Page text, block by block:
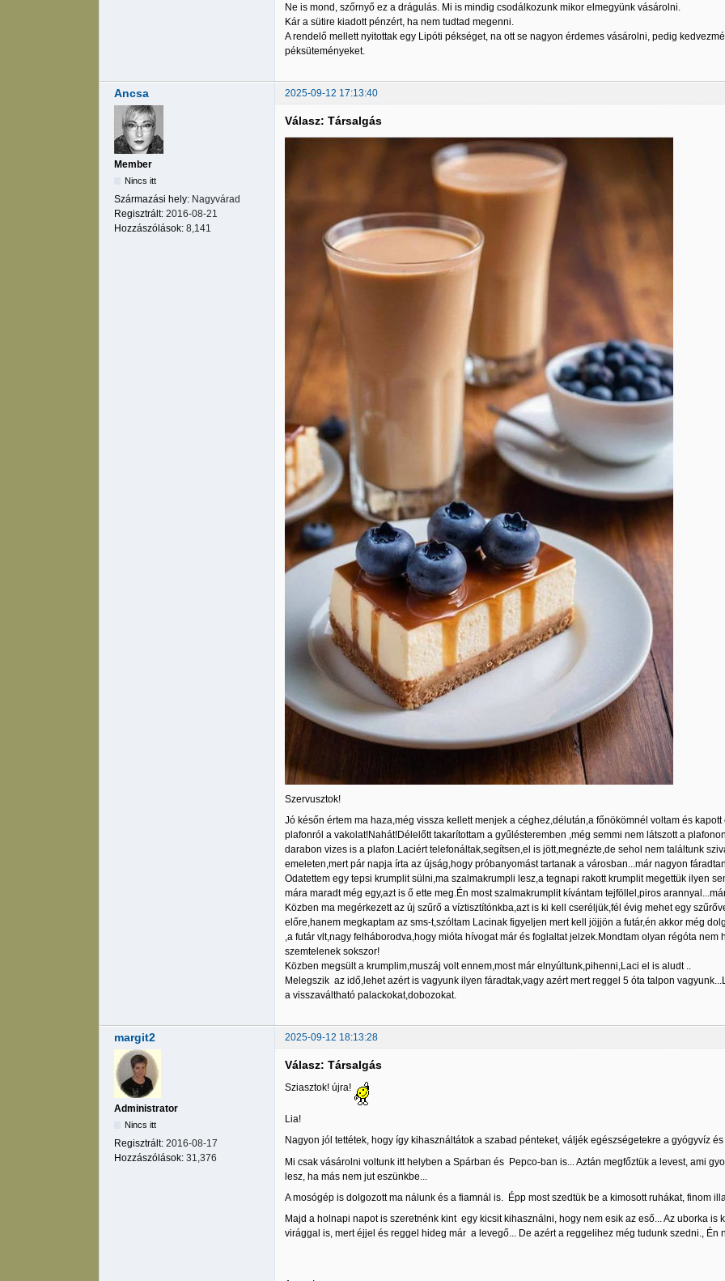
Ne is mond, szőrnyő ez a drágulás. Mi is mindig csodálkozunk mikor elmegyünk vásárolni.
Kár a sütire kiadott pénzért, ha nem tudtad megenni.
A rendelő mellett nyitottak egy Lipóti pékséget, na ott se nagyon érdemes vásárolni, pedig
péksüteményeket.
Ancsa 2025-09-12 17:13:40
Member
Nincs itt
Származási hely: Nagyvárad
Regisztrált: 2016-08-21
Hozzászólások: 8,141
Válasz: Társalgás
Szervusztok!
Jó későn értem ma haza,még vissza kellett menjek a céghez,délután,a főnökömnél voltam és
plafonról a vakolat!Nahát!Délelőtt takarítottam a gyűlésteremben ,még semmi nem látszott a
darabon vizes is a plafon.Laciért telefonáltak,segítsen,el is jött,megnézte,de sehol nem találtunk
emeleten,mert pár napja írta az újság,hogy próbanyomást tartanak a városban...már nagyon
Odatettem egy tepsi krumplit sülni,ma szalmakrumpli lesz,a tegnapi rakott krumplit megettük ilyen
mára maradt még egy,azt is ő ette meg.Én most szalmakrumplit kívántam tejföllel,piros
Közben ma megérkezett az új szűrő a víztisztítónkba,azt is ki kell cseréljük,fél évig mehet egy
előre,hanem megkaptam az sms-t,szóltam Lacinak figyeljen mert kell jöjjön a futár,én akkor még
,a futár vlt,nagy felháborodva,hogy mióta hívogat már és foglaltat jelzek.Mondtam olyan régóta nem
szemtelenek sokszor!
Közben megsült a krumplim,muszáj volt ennem,most már elnyúltunk,pihenni,Laci el is aludt ..
Melegszik az idő,lehet azért is vagyunk ilyen fáradtak,vagy azért mert reggel 5 óta talpon
a visszaváltható palackokat,dobozokat.
margit2 2025-09-12 18:13:28
Administrator
Nincs itt
Regisztrált: 2016-08-17
Hozzászólások: 31,376
Válasz: Társalgás
Sziasztok! újra!
Lia!
Nagyon jól tettétek, hogy így kihasználtátok a szabad pénteket, váljék egészségetekre a gyógyvíz
Mi csak vásárolni voltunk itt helyben a Spárban és Pepco-ban is... Aztán megfőztük a levest, ami
lesz, ha más nem jut eszünkbe...
A mosógép is dolgozott ma nálunk és a fiamnál is. Épp most szedtük be a kimosott ruhákat, finom
Majd a holnapi napot is szeretnénk kint egy kicsit kihasználni, hogy nem esik az eső... Az uborka is
virággal is, mert éjjel és reggel hideg már a levegő... De azért a reggelihez még tudunk szedni., Én